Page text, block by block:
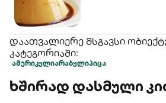
დაათვალიერე მსგავსი
კატეგორიაში:
ამერიკულიარაბულიპიცა
ხშირად დასმული